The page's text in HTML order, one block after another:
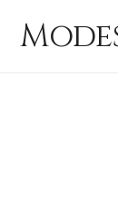
Inhalt